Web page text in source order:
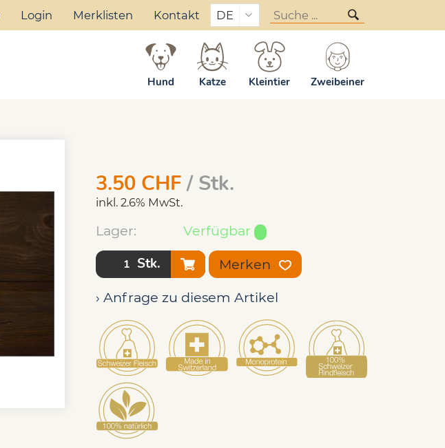
Login Merklisten Kontakt DE
Hund Katze Kleintier Zweibeiner
Kartoffelstock - 150g
3.50 CHF / Stk.
inkl. 2.6% MwSt.
Lager: Verfügbar
Stk.
Merken
› Anfrage zu diesem Artikel